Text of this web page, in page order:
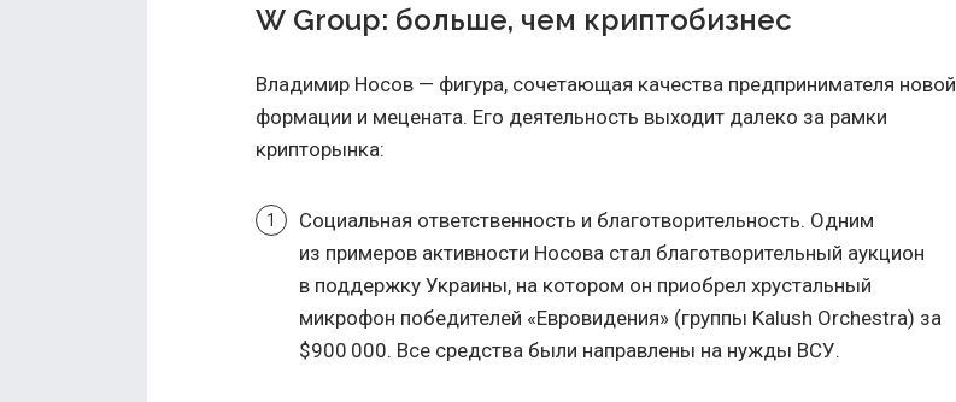
W Group: больше, чем криптобизнес
Владимир Носов — фигура, сочетающая качества предпринимателя новой
формации и мецената. Его деятельность выходит далеко за рамки
крипторынка:
Социальная ответственность и благотворительность. Одним
из примеров активности Носова стал благотворительный аукцион
в поддержку Украины, на котором он приобрел хрустальный
микрофон победителей «Евровидения» (группы Kalush Orchestra) за
$900 000. Все средства были направлены на нужды ВСУ.